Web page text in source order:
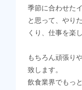
季節に合わせた
と思って、やり
くり、仕事を楽
もちろん頑張り
致します。
飲食業界でもっ